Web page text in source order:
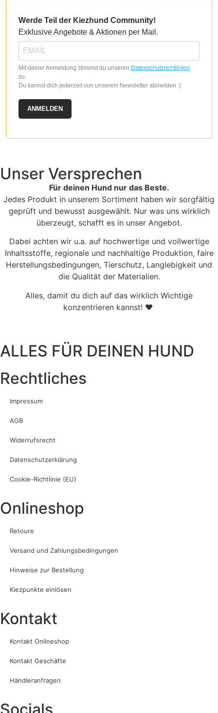
Werde Teil der Kiezhund Community!
Exklusive Angebote & Aktionen per Mail.
Mit deiner Anmeldung stimmst du unseren Datenschutzrichtlinien
zu.
Du kannst dich jederzeit von unserem Newsletter abmelden :)
ANMELDEN
Unser Versprechen
Für deinen Hund nur das Beste.
Jedes Produkt in unserem Sortiment haben wir sorgfältig
geprüft und bewusst ausgewählt. Nur was uns wirklich
überzeugt, schafft es in unser Angebot.
Dabei achten wir u.a. auf hochwertige und vollwertige
Inhaltsstoffe, regionale und nachhaltige Produktion, faire
Herstellungsbedingungen, Tierschutz, Langlebigkeit und
die Qualität der Materialien.
Alles, damit du dich auf das wirklich Wichtige
konzentrieren kannst! ♥
ALLES FÜR DEINEN HUND
Rechtliches
Impressum
AGB
Widerrufsrecht
Datenschutzerklärung
Cookie-Richtlinie (EU)
Onlineshop
Retoure
Versand und Zahlungsbedingungen
Hinweise zur Bestellung
Kiezpunkte einlösen
Kontakt​
Kontakt Onlineshop
Kontakt Geschäfte
Händleranfragen